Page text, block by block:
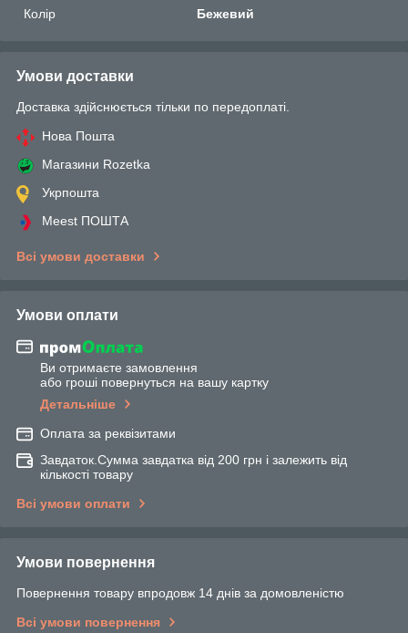
Колір
Бежевий
Умови доставки
Доставка здійснюється тільки по передоплаті.
Нова Пошта
Магазини Rozetka
Укрпошта
Meest ПОШТА
Всі умови доставки
Умови оплати
Ви отримаєте замовлення
або гроші повернуться на вашу картку
Детальніше
Оплата за реквізитами
Завдаток.Сумма завдатка від 200 грн і залежить від
кількості товару
Всі умови оплати
Умови повернення
Повернення товару впродовж 14 днів за домовленістю
Всі умови повернення